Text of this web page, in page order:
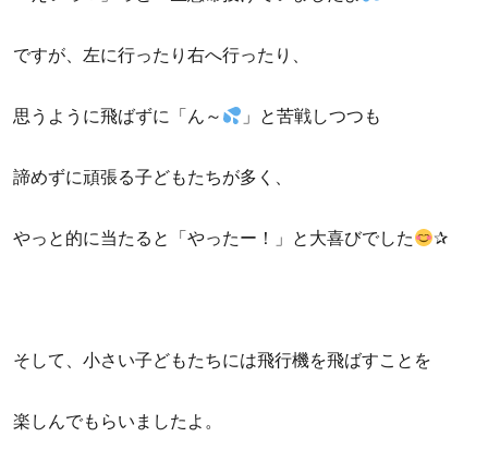
ですが、左に行ったり右へ行ったり、
思うように飛ばずに「ん～ 」と苦戦しつつも
諦めずに頑張る子どもたちが多く、
やっと的に当たると「やったー！」と大喜びでした ✰
そして、小さい子どもたちには飛行機を飛ばすことを
楽しんでもらいましたよ。